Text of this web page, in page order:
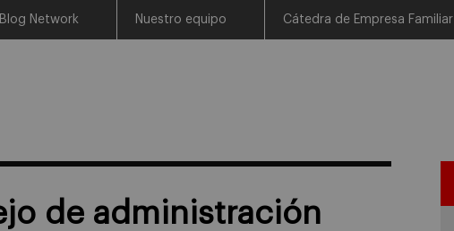
Blog Network Nuestro equipo Cátedra de Empresa Familiar
de administración